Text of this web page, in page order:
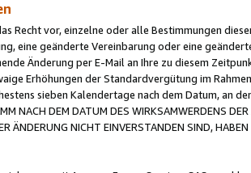
Recht vor, einzelne oder alle Bestimmungen
eine geänderte Vereinbarung oder eine
Änderung per E-Mail an Ihre zu diesem
Erhöhungen der Standardvergütung im
sieben Kalendertage nach dem Datum, an
NACH DEM DATUM DES WIRKSAMWERDENS
ÄNDERUNG NICHT EINVERSTANDEN SIND,